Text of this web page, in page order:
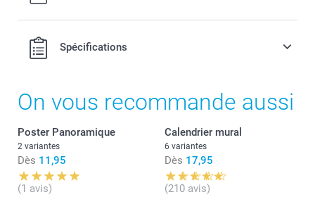
Noir & Blanc
Sepia
Type de papier
0,02 / pièce
Tous les prix sont en francs suisses (CHF), TVA incluse et
hors frais de port.
Quantité Prix unitaire
1 - 4
5 - 14
Spécifications
On vous recommande aussi
Poster Panoramique
2 variantes
Dès 11,95
(1 avis)
Calendrier mural
6 variantes
Dès 17,95
(210 avis)